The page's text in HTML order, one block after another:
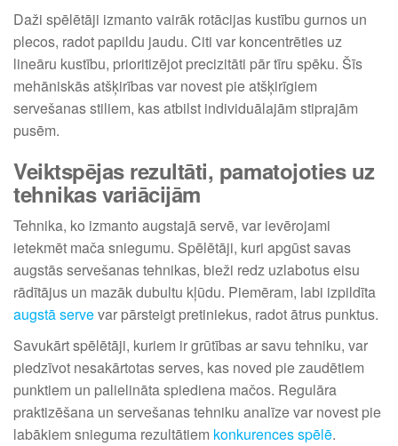
Daži spēlētāji izmanto vairāk rotācijas kustību gurnos un
plecos, radot papildu jaudu. Citi var koncentrēties uz
lineāru kustību, prioritizējot precizitāti pār tīru spēku. Šīs
mehāniskās atšķirības var novest pie atšķirīgiem
servešanas stiliem, kas atbilst individuālajām stiprajām
pusēm.
Veiktspējas rezultāti, pamatojoties uz
tehnikas variācijām
Tehnika, ko izmanto augstajā servē, var ievērojami
ietekmēt mača sniegumu. Spēlētāji, kuri apgūst savas
augstās servešanas tehnikas, bieži redz uzlabotus eisu
rādītājus un mazāk dubultu kļūdu. Piemēram, labi izpildīta
augstā servevar pārsteigt pretiniekus, radot ātrus punktus.
Savukārt spēlētāji, kuriem ir grūtības ar savu tehniku, var
piedzīvot nesakārtotas serves, kas noved pie zaudētiem
punktiem un palielināta spiediena mačos. Regulāra
praktizēšana un servešanas tehniku analīze var novest pie
labākiem snieguma rezultātiem konkurences spēlē.